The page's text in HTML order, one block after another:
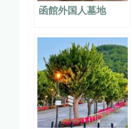
函館外国人墓地